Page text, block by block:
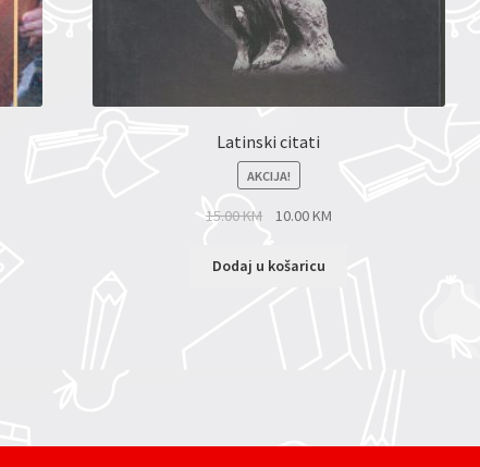
Latinski citati
AKCIJA!
15.00KM 10.00KM
Dodaj u košaricu